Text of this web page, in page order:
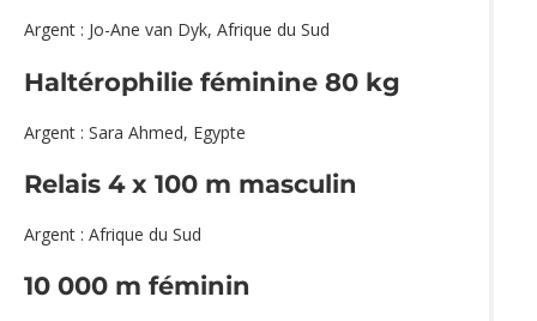
Argent : Jo-Ane van Dyk, Afrique du Sud
Haltérophilie féminine 80 kg
Argent : Sara Ahmed, Egypte
Relais 4 x 100 m masculin
Argent : Afrique du Sud
10 000 m féminin